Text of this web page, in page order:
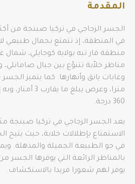
المقدمة
الجسر الزجاجي في تركيا صبنجة من
في المنطقة، إذ تتمتع بجمال طبيعي
منطقة قار تبه بولاية كوجايلي، شمال
مناظر خلاّبة تتنوّع بين جبال صامانلي،
مترا، وعرض يبلغ
360 درجة.
يعد الجسر الزجاجي في تركيا صبنجة
الاستمتاع بإطلالات خلابة، حيث يتيح
في جو الطبيعة الجميلة والمذهلة.
بالمناظر الرائعة التي يوفرها الجسر
يوفر لهم شعورا فريدا بالاستكشاف.